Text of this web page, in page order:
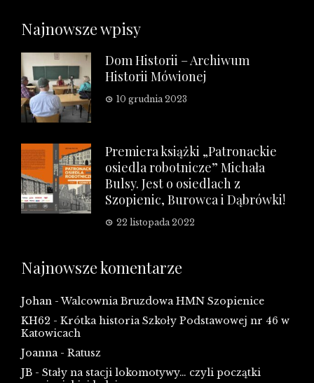
Najnowsze wpisy
Dom Historii – Archiwum
Historii Mówionej
10 grudnia 2023
Premiera książki „Patronackie
osiedla robotnicze” Michała
Bulsy. Jest o osiedlach z
Szopienic, Burowca i Dąbrówki!
22 listopada 2022
Najnowsze komentarze
Johan -Walcownia Bruzdowa HMN Szopienice
KH62 - Krótka historia Szkoły Podstawowej nr 46 w
Katowicach
Joanna- Ratusz
JB - Stały na stacji lokomotywy… czyli początki